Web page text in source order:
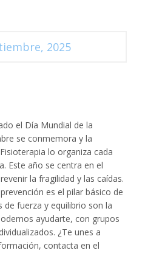
2025
el Día Mundial de la
se conmemora y la
lo organiza cada
Este año se centra en el
la fragilidad y las caídas.
es el pilar básico de
de fuerza y equilibrio son la
ayudarte, con grupos
¿Te unes a
contacta en el